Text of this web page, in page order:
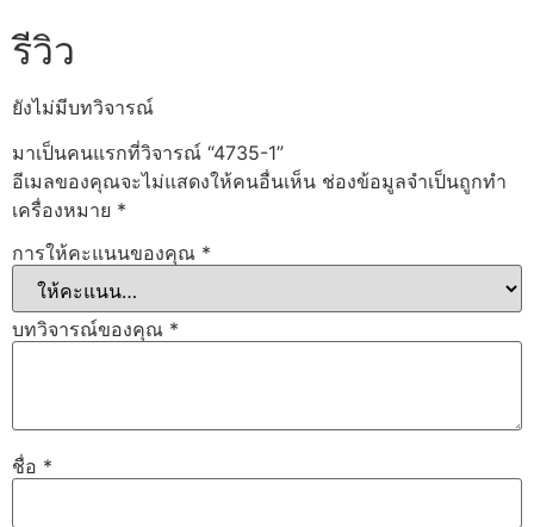
รีวิว
ยังไม่มีบทวิจารณ์
มาเป็นคนแรกที่วิจารณ์ “4735-1”
อีเมลของคุณจะไม่แสดงให้คนอื่นเห็น ช่องข้อมูลจำเป็นถูกทำ
เครื่องหมาย *
การให้คะแนนของคุณ *
บทวิจารณ์ของคุณ *
ชื่อ *